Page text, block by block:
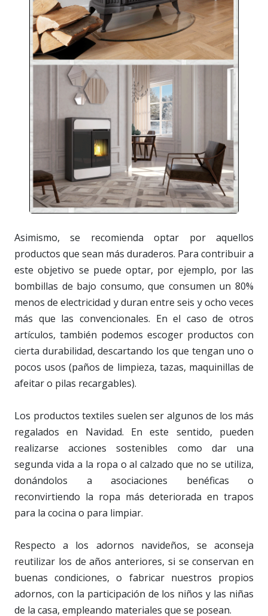
Asimismo, se recomienda optar por aquellos
productos que sean más duraderos. Para contribuir a
este objetivo se puede optar, por ejemplo, por las
bombillas de bajo consumo, que consumen un 80%
menos de electricidad y duran entre seis y ocho veces
más que las convencionales. En el caso de otros
artículos, también podemos escoger productos con
cierta durabilidad, descartando los que tengan uno o
pocos usos (paños de limpieza, tazas, maquinillas de
afeitar o pilas recargables).
Los productos textiles suelen ser algunos de los más
regalados en Navidad. En este sentido, pueden
realizarse acciones sostenibles como dar una
segunda vida a la ropa o al calzado que no se utiliza,
donándolos a asociaciones benéficas o
reconvirtiendo la ropa más deteriorada en trapos
para la cocina o para limpiar.
Respecto a los adornos navideños, se aconseja
reutilizar los de años anteriores, si se conservan en
buenas condiciones, o fabricar nuestros propios
adornos, con la participación de los niños y las niñas
de la casa, empleando materiales que se posean.